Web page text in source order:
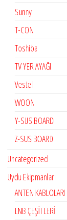
Sunny
T-CON
Toshiba
TV YER AYAĞI
Vestel
WOON
Y-SUS BOARD
Z-SUS BOARD
Uncategorized
Uydu Ekipmanları
ANTEN KABLOLARI
LNB ÇEŞİTLERİ